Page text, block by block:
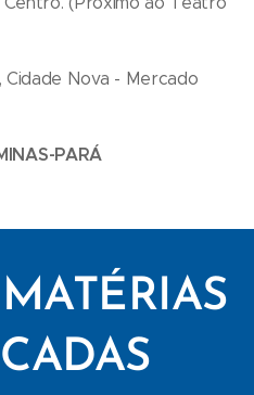
Cidade Nova - Mercado
PARÁ